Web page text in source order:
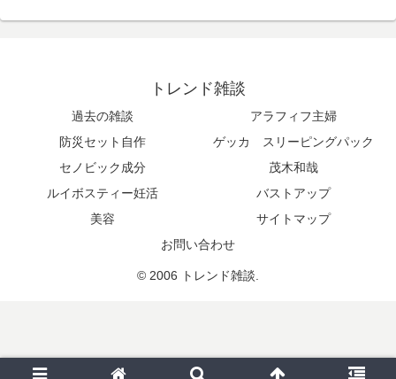
トレンド雑談
過去の雑談
アラフィフ主婦
防災セット自作
ゲッカ スリーピングパック
セノビック成分
茂木和哉
ルイボスティー妊活
バストアップ
美容
サイトマップ
お問い合わせ
© 2006 トレンド雑談.